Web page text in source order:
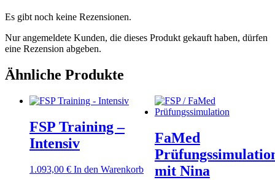
Es gibt noch keine Rezensionen.
Nur angemeldete Kunden, die dieses Produkt gekauft haben, dürfen
eine Rezension abgeben.
Ähnliche Produkte
FSP Training –
Intensiv
1.093,00 € In den Warenkorb
FaMed
mit Nina